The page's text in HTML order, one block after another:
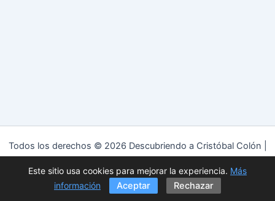
Todos los derechos © 2026 Descubriendo a Cristóbal Colón |
Política de privacidad|Política de cookies|Aviso Legal
Este sitio usa cookies para mejorar la experiencia. Más
información
Aceptar Rechazar